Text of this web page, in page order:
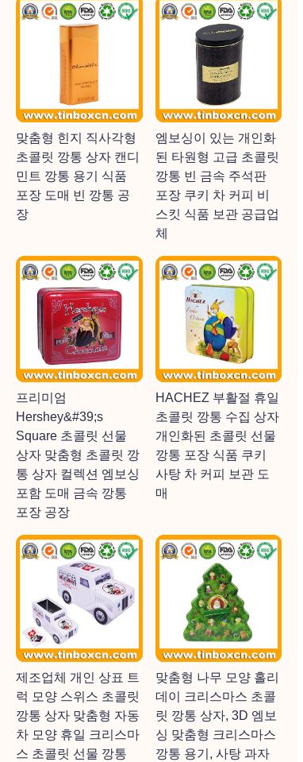
맞춤형 힌지 직사각형
초콜릿 깡통 상자 캔디
민트 깡통 용기 식품
포장 도매 빈 깡통 공
장
엠보싱이 있는 개인화
된 타원형 고급 초콜릿
깡통 빈 금속 주석판
포장 쿠키 차 커피 비
스킷 식품 보관 공급업
체
프리미엄
Hershey&#39;s
Square 초콜릿 선물
상자 맞춤형 초콜릿 깡
통 상자 컬렉션 엠보싱
포함 도매 금속 깡통
포장 공장
HACHEZ 부활절 휴일
초콜릿 깡통 수집 상자
개인화된 초콜릿 선물
깡통 포장 식품 쿠키
사탕 차 커피 보관 도
매
제조업체 개인 상표 트
럭 모양 스위스 초콜릿
깡통 상자 맞춤형 자동
차 모양 휴일 크리스마
스 초콜릿 선물 깡통
맞춤형 나무 모양 홀리
데이 크리스마스 초콜
릿 깡통 상자, 3D 엠보
싱 맞춤형 크리스마스
깡통 용기, 사탕 과자